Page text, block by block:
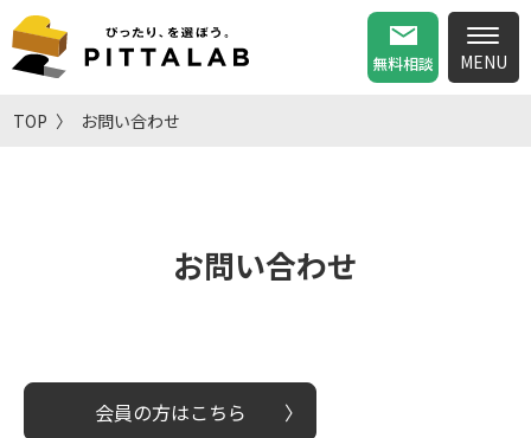
無料相談
TOP お問い合わせ
お問い合わせ
会員の方はこちら